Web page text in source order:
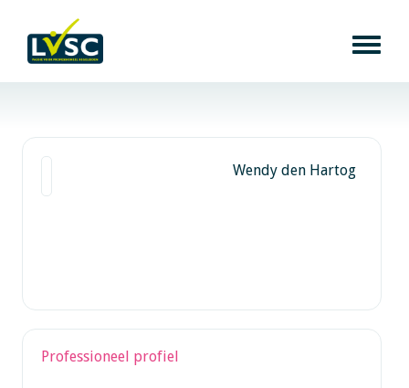
Wendy den Hartog
Professioneel profiel